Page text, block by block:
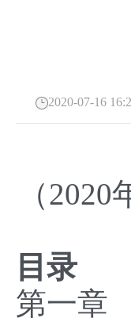
2020-07-16
（
目录
第一章